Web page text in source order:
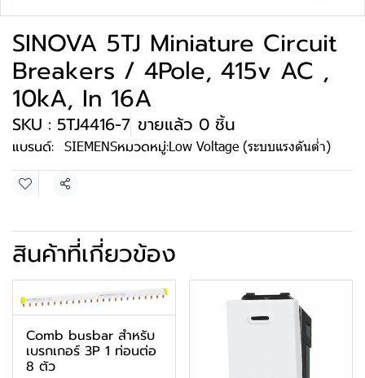
SINOVA 5TJ Miniature Circuit
Breakers / 4Pole, 415v AC ,
10kA, In 16A
SKU : 5TJ4416-7 ขายแล้ว 0 ชิ้น
แบรนด์: SIEMENSหมวดหมู่:Low Voltage (ระบบแรงดันต่ำ)
แชร์
สินค้าที่เกี่ยวข้อง
Comb busbar สำหรับ
เบรกเกอร์ 3P 1 ท่อนต่อ
8 ตัว